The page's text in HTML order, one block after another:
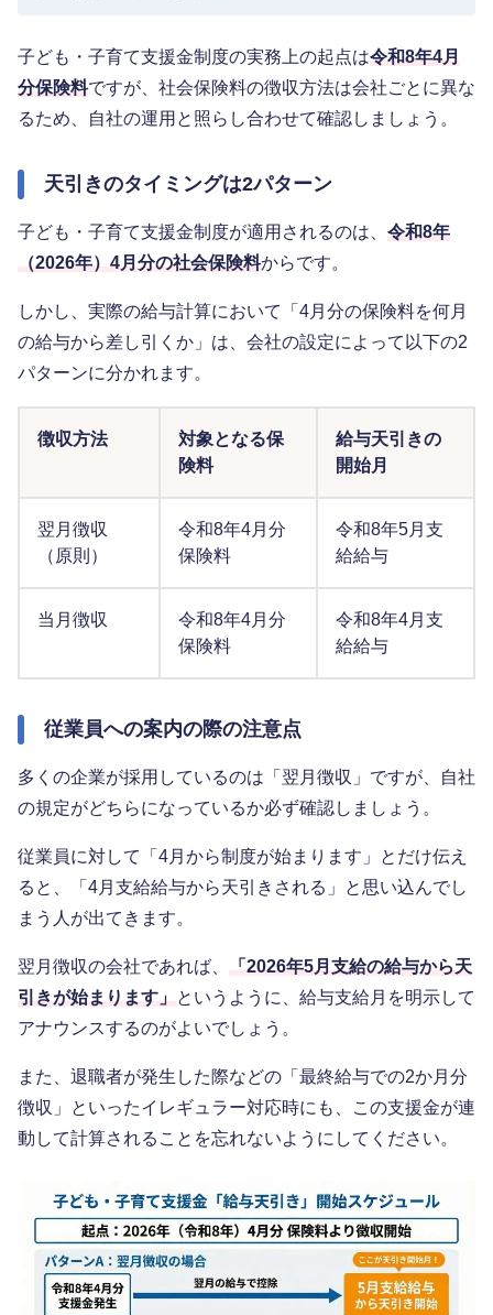
子ども・子育て支援金制度の実務上の起点は令和8年4月
分保険料ですが、社会保険料の徴収方法は会社ごとに異な
るため、自社の運用と照らし合わせて確認しましょう。
天引きのタイミングは2パターン
子ども・子育て支援金制度が適用されるのは、 令和8年
（2026年）4月分の社会保険料からです。
しかし、実際の給与計算において「4月分の保険料を何月
の給与から差し引くか」は、会社の設定によって以下の2
パターンに分かれます。
徴収方法
対象となる保
険料
給与天引きの
開始月
翌月徴収
（原則）
令和8年4月分
保険料
令和8年5月支
給給与
当月徴収
令和8年4月分
保険料
令和8年4月支
給給与
従業員への案内の際の注意点
多くの企業が採用しているのは「翌月徴収」ですが、自社
の規定がどちらになっているか必ず確認しましょう。
従業員に対して「4月から制度が始まります」とだけ伝え
ると、「4月支給給与から天引きされる」と思い込んでし
まう人が出てきます。
翌月徴収の会社であれば、
「2026年5月支給の給与から天
引きが始まります」 というように、給与支給月を明示して
アナウンスするのがよいでしょう。
また、退職者が発生した際などの「最終給与での2か月分
徴収」といったイレギュラー対応時にも、この支援金が連
動して計算されることを忘れないようにしてください。